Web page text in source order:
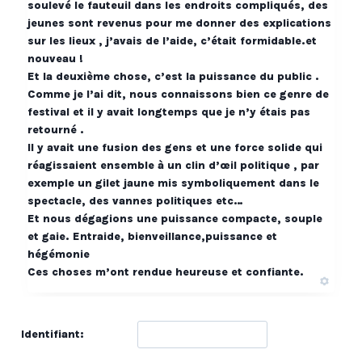
soulevé le fauteuil dans les endroits compliqués, des
jeunes sont revenus pour me donner des explications
sur les lieux , j’avais de l’aide, c’était formidable.et
nouveau !
Et la deuxième chose, c’est la puissance du public .
Comme je l’ai dit, nous connaissons bien ce genre de
festival et il y avait longtemps que je n’y étais pas
retourné .
Il y avait une fusion des gens et une force solide qui
réagissaient ensemble à un clin d’œil politique , par
exemple un gilet jaune mis symboliquement dans le
spectacle, des vannes politiques etc…
Et nous dégagions une puissance compacte, souple
et gaie. Entraide, bienveillance,puissance et
hégémonie
Ces choses m’ont rendue heureuse et confiante.
Identifiant: